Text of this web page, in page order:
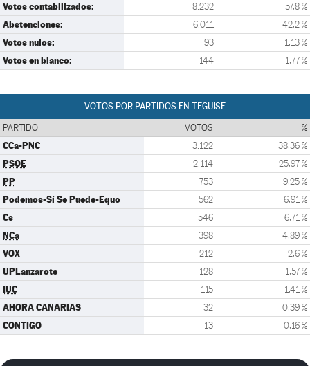
Votos contabilizados: 8.232 57,8 %
Abstenciones: 6.011 42,2 %
Votos nulos: 93 1,13 %
Votos en blanco: 144 1,77 %
VOTOS POR PARTIDOS EN TEGUISE
PARTIDO VOTOS %
CCa-PNC 3.122 38,36 %
PSOE 2.114 25,97 %
PP 753 9,25 %
Podemos-Sí Se Puede-Equo 562 6,91 %
Cs 546 6,71 %
NCa 398 4,89 %
VOX 212 2,6 %
UPLanzarote 128 1,57 %
IUC 115 1,41 %
AHORA CANARIAS 32 0,39 %
CONTIGO 13 0,16 %